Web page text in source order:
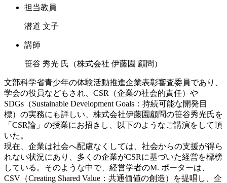
担当教員
潜道 文子
講師
笹谷 秀光 氏（株式会社 伊藤園 顧問）
文部科学省青少年の体験活動推進企業表彰審査委員であり、
学会の役員などもされ、CSR（企業の社会的責任）や
SDGs（Sustainable Development Goals：持続可能な開発目
標）の実務にも詳しい、株式会社伊藤園顧問の笹谷秀光氏を
「CSR論」の授業にお招きし、以下のようなご講演をして頂
いた。
現在、企業は社会へ配慮なくしては、社会からの支援が得ら
れない状況にあり、多くの企業がCSRに基づいた経営を標榜
している。そのような中で、経営学者のM. ポーターは、
CSV（Creating Shared Value：共通価値の創造）を提唱し、企